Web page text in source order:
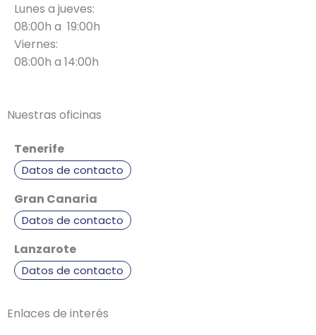
Lunes a jueves:
08:00h a 19:00h
Viernes:
08:00h a 14:00h
Nuestras oficinas
Tenerife
Datos de contacto
Gran Canaria
Datos de contacto
Lanzarote
Datos de contacto
Enlaces de interés